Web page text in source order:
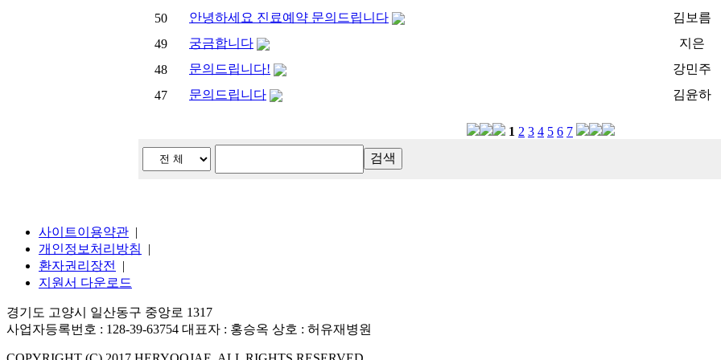
50 안녕하세요 진료예약 문의드립니다
김보름
49
궁금합니다
지은
48
문의드립니다!
강민주
47
문의드립니다 김윤하
1 2 3 4 5 6 7
사이트이용약관 |
개인정보처리방침
|
환자권리장전
|
지원서 다운로드
경기도 고양시 일산동구 중앙로 1317
사업자등록번호 : 128-39-63754 대표자 : 홍승옥 상호 : 허유재병원